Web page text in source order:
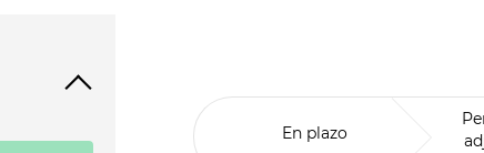
En plazo